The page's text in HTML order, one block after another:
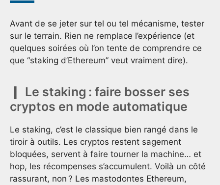
Avant de se jeter sur tel ou tel mécanisme, tester
sur le terrain. Rien ne remplace l’expérience (et
quelques soirées où l’on tente de comprendre ce
que “staking d’Ethereum” veut vraiment dire).
Le staking : faire bosser ses
cryptos en mode automatique
Le staking, c’est le classique bien rangé dans le
tiroir à outils. Les cryptos restent sagement
bloquées, servent à faire tourner la machine… et
hop, les récompenses s’accumulent. Voilà un côté
rassurant, non ? Les mastodontes Ethereum,